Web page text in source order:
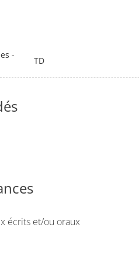
à la Littérature de jeunesse.
institutions dédiées à la
-
TD
écrits et/ou oraux